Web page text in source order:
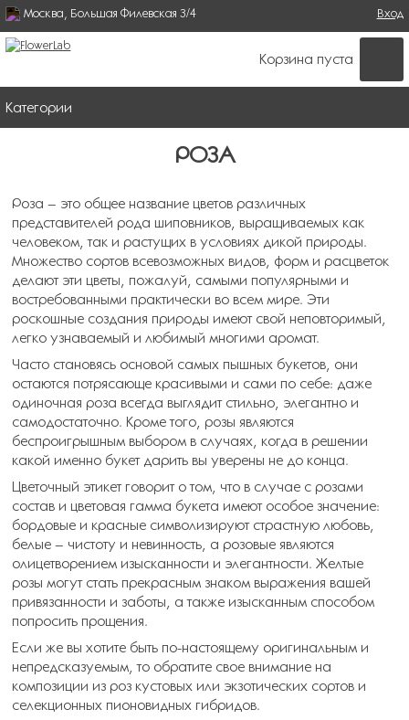
Москва, Большая Филевская 3/4 ФОРМА ПОИСКА
Вход
Корзина пуста
Категории
РОЗА
Роза – это общее название цветов различных
представителей рода шиповников, выращиваемых как
человеком, так и растущих в условиях дикой природы.
Множество сортов всевозможных видов, форм и расцветок
делают эти цветы, пожалуй, самыми популярными и
востребованными практически во всем мире. Эти
роскошные создания природы имеют свой неповторимый,
легко узнаваемый и любимый многими аромат.
Часто становясь основой самых пышных букетов, они
остаются потрясающе красивыми и сами по себе: даже
одиночная роза всегда выглядит стильно, элегантно и
самодостаточно. Кроме того, розы являются
беспроигрышным выбором в случаях, когда в решении
какой именно букет дарить вы уверены не до конца.
Цветочный этикет говорит о том, что в случае с розами
состав и цветовая гамма букета имеют особое значение:
бордовые и красные символизируют страстную любовь,
белые – чистоту и невинность, а розовые являются
олицетворением изысканности и элегантности. Желтые
розы могут стать прекрасным знаком выражения вашей
привязанности и заботы, а также изысканным способом
попросить прощения.
Если же вы хотите быть по-настоящему оригинальным и
непредсказуемым, то обратите свое внимание на
композиции из роз кустовых или экзотических сортов и
селекционных пионовидных гибридов.